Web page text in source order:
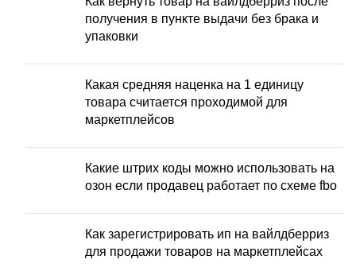
получения в пункте выдачи без брака и
упаковки
Какая средняя наценка на 1 единицу
товара считается проходимой для
маркетплейсов
Какие штрих коды можно использовать на
озон если продавец работает по схеме fbo
Как зарегистрировать ип на вайлдберриз
для продажи товаров на маркетплейсах